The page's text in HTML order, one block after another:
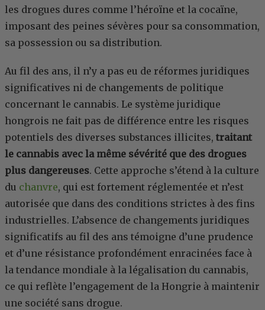
les drogues dures comme l’héroïne et la cocaïne,
imposant des peines sévères pour sa consommation,
sa possession ou sa distribution.
Au fil des ans, il n’y a pas eu de réformes juridiques
significatives ni de changements de politique
concernant le cannabis. Le système juridique
hongrois ne fait pas de différence entre les risques
potentiels des diverses substances illicites, traitant
le cannabis avec la même sévérité que des drogues
plus dangereuses. Cette approche s’étend à la culture
du chanvre, qui est fortement réglementée et n’est
autorisée que dans des conditions strictes à des fins
industrielles. L’absence de changements juridiques
significatifs au fil des ans témoigne d’une prudence
et d’une résistance profondément enracinées face à
la tendance mondiale à la légalisation du cannabis,
ce qui reflète l’engagement de la Hongrie à maintenir
une société sans drogue.